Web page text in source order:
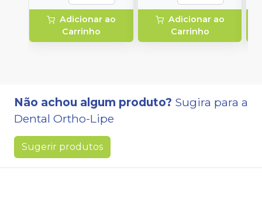
Adicionar ao
Carrinho
Adicionar ao
Carrinho
Não achou algum produto? Sugira para a
Dental Ortho-Lipe
Sugerir produtos